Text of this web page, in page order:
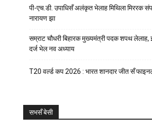
पी-एच.डी. उपाधिसँ अलंकृत भेलाह मिथिला मिररक
नारायण झा
सम्राट चौधरी बिहारक मुख्यमंत्री पदक शपथ लेलाह,
दर्ज भेल नव अध्याय
T20 वर्ल्ड कप 2026 : भारत शानदार जीत सँ
सभसँ बेसी